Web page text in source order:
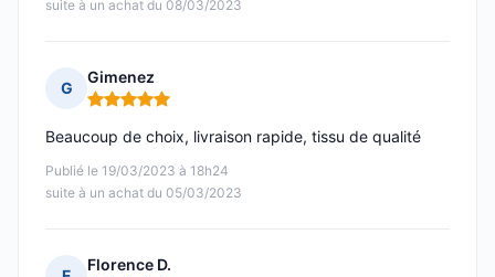
suite à un achat du 08/03/2023
G
Gimenez
Note : 5 sur 5
Publié le 19/03/2023 à 18h24
suite à un achat du 05/03/2023
Beaucoup de choix, livraison rapide, tissu de qualité
Florence D.